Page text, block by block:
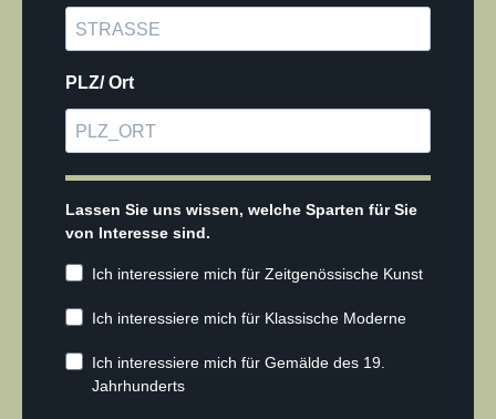
PLZ/ Ort
Lassen Sie uns wissen, welche Sparten für Sie
von Interesse sind.
Ich interessiere mich für Zeitgenössische Kunst
Ich interessiere mich für Klassische Moderne
Ich interessiere mich für Gemälde des 19.
Jahrhunderts